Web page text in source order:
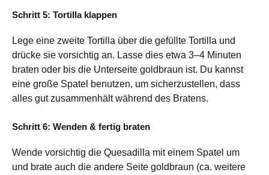
Schritt 5: Tortilla klappen
Lege eine zweite Tortilla über die gefüllte Tortilla und
drücke sie vorsichtig an. Lasse dies etwa 3–4 Minuten
braten oder bis die Unterseite goldbraun ist. Du kannst
eine große Spatel benutzen, um sicherzustellen, dass
alles gut zusammenhält während des Bratens.
Schritt 6: Wenden & fertig braten
Wende vorsichtig die Quesadilla mit einem Spatel um
und brate auch die andere Seite goldbraun (ca. weitere